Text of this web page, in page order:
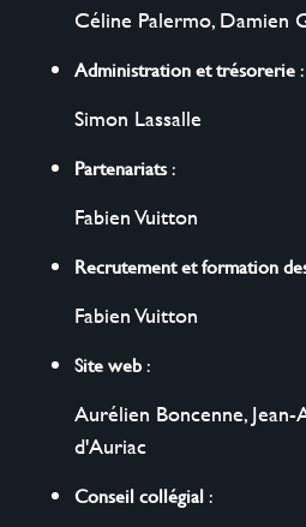
Céline Palermo,Damien
Administration et trésorerie:
Simon Lassalle
Partenariats:
Fabien Vuitton
Recrutement et formation
Fabien Vuitton
Site web:
Aurélien Boncenne,
d'Auriac
Conseil collégial: